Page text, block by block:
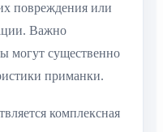
повреждения или
Важно
могут существенно
приманки.
комплексная